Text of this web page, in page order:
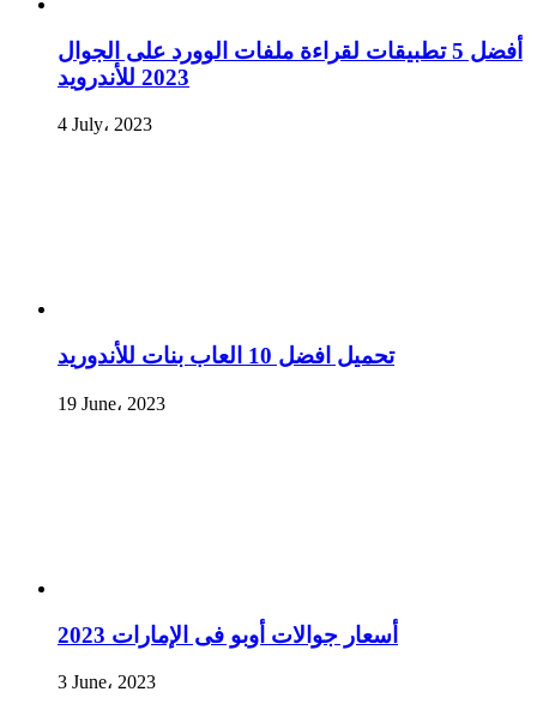
أفضل 5 تطبيقات لقراءة ملفات الوورد على الجوال
2023 للأندرويد
4 July، 2023
تحميل افضل 10 العاب بنات للأندوريد
19 June، 2023
أسعار جوالات أوبو فى الإمارات 2023
3 June، 2023